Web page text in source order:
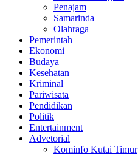
Penajam
Samarinda
Olahraga
Pemerintah
Ekonomi
Budaya
Kesehatan
Kriminal
Pariwisata
Pendidikan
Politik
Entertainment
Advetorial
Kominfo Kutai Timur